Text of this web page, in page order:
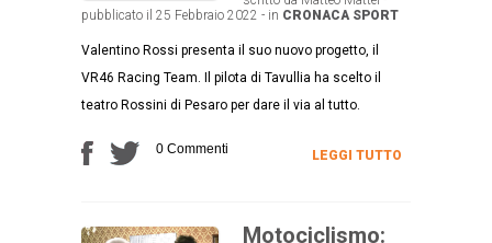
pubblicato il 25 Febbraio 2022 - in CRONACA SPORT
Valentino Rossi presenta il suo nuovo progetto, il
VR46 Racing Team. Il pilota di Tavullia ha scelto il
teatro Rossini di Pesaro per dare il via al tutto.
0 Commenti LEGGI TUTTO
Motociclismo: